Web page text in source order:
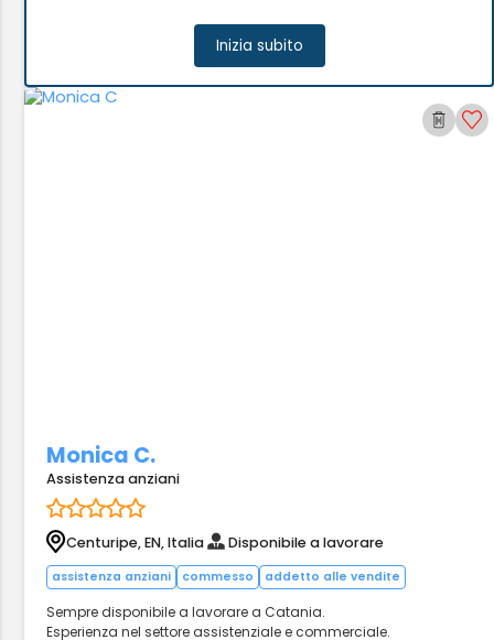
Inizia subito
Monica C.
Assistenza anziani
Centuripe, EN, Italia Disponibile a lavorare
assistenza anziani commesso addetto alle vendite
Sempre disponibile a lavorare a Catania.
Esperienza nel settore assistenziale e commerciale.